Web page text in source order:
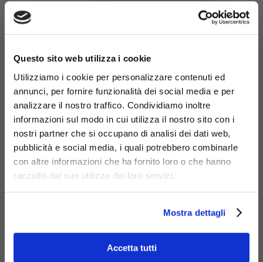
Questo sito web utilizza i cookie
Utilizziamo i cookie per personalizzare contenuti ed
annunci, per fornire funzionalità dei social media e per
analizzare il nostro traffico. Condividiamo inoltre
informazioni sul modo in cui utilizza il nostro sito con i
nostri partner che si occupano di analisi dei dati web,
pubblicità e social media, i quali potrebbero combinarle
con altre informazioni che ha fornito loro o che hanno
raccolto dal suo utilizzo dei loro servizi.
Mostra dettagli
Accetta tutti
Panchina
rainbow
298-A
Clematis
Grand